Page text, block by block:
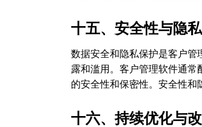
十五、安全性与隐
数据安全和隐私保护是客户
露和滥用。客户管理软件通
的安全性和保密性。安全性和
十六、持续优化与